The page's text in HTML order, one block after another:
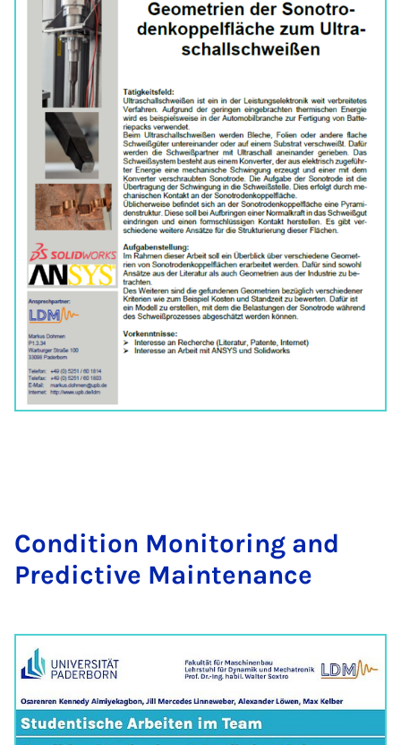
Con­di­ti­on Mo­ni­to­ring and
Pre­dic­ti­ve Main­te­nance